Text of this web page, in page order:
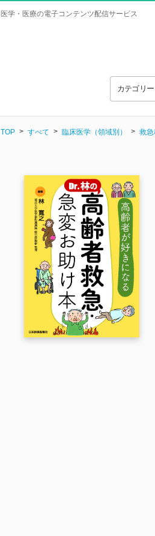
医学・医療の電子コンテンツ配信サービス
カテゴリー
TOP すべて 臨床医学（領域別） 救